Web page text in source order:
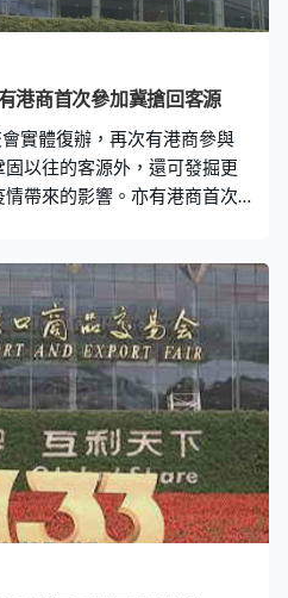
港商首次參加冀搶回客源
實體復辦，再次有港商參與
以往的客源外，還可發掘更
帶來的影響。亦有港商首次
夜社區，社區內亦設有不同的
觀星營地及民宿等。當局指
空公園，打造「大灣區一小時